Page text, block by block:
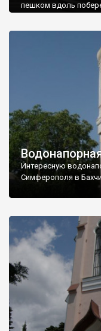
пешком вдоль
Интересную
Симферополя в